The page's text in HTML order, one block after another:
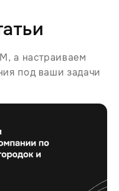
а настраиваем
под ваши задачи